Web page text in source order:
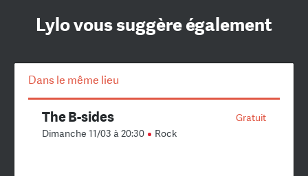
Lylo vous suggère également
Dans le même lieu
Gratuit
The B-sides
Dimanche 11/03 à 20:30 Rock